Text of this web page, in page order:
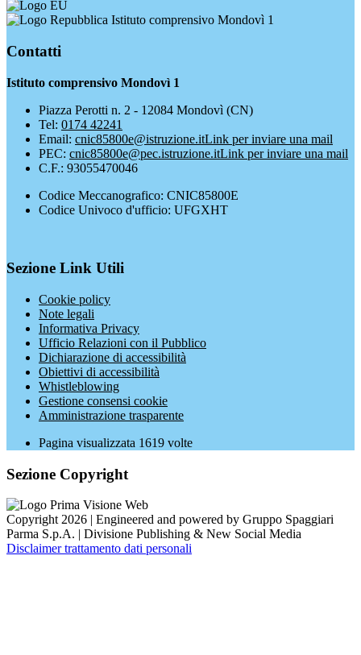
Istituto comprensivo Mondovì 1
Contatti
Istituto comprensivo Mondovì 1
Piazza Perotti n. 2 - 12084 Mondovì (CN)
Tel: 0174 42241
Email: cnic85800e@istruzione.itLink per inviare una mail
PEC: cnic85800e@pec.istruzione.itLink per inviare una mail
C.F.: 93055470046
Codice Meccanografico: CNIC85800E
Codice Univoco d'ufficio: UFGXHT
Sezione Link Utili
Cookie policy
Note legali
Informativa Privacy
Ufficio Relazioni con il Pubblico
Dichiarazione di accessibilità
Obiettivi di accessibilità
Whistleblowing
Gestione consensi cookie
Amministrazione trasparente
Pagina visualizzata 1619 volte
Sezione Copyright
Copyright 2026 | Engineered and powered by Gruppo Spaggiari
Parma S.p.A. | Divisione Publishing & New Social Media
Disclaimer trattamento dati personali